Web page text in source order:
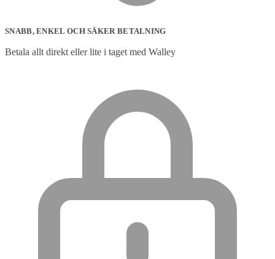
SNABB, ENKEL OCH SÄKER BETALNING
Betala allt direkt eller lite i taget med Walley